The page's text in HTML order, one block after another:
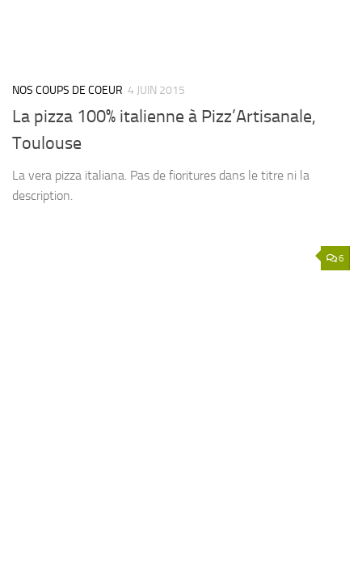
NOS COUPS DE COEUR 4 JUIN 2015
La pizza 100% italienne à Pizz’Artisanale,
Toulouse
La vera pizza italiana. Pas de fioritures dans le titre ni la
description.
6